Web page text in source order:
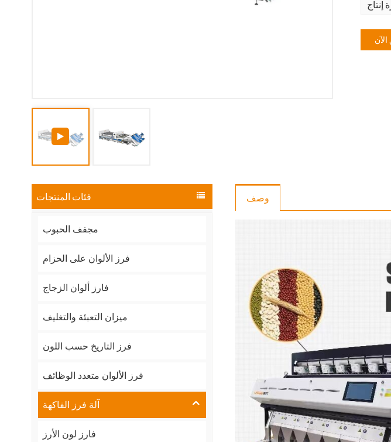
الآن
فئات المنتجات
مجفف الحبوب
فرز الألوان على الحزام
فارز ألوان الزجاج
ميزان التعبئة والتغليف
فرز التاريخ حسب اللون
فرز الألوان متعدد الوظائف
آلة فرز الفاكهة
فارز لون الأرز
وصف